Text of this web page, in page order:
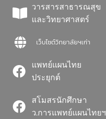
วารสารสาธารณสุข
และวิทยาศาสตร์
เว็บไซต์วิทยาลัยฯเก่า
แพทย์แผนไทย
ประยุกต์
สโมสรนักศึกษา
ว.การแพทย์แผนไทยฯ